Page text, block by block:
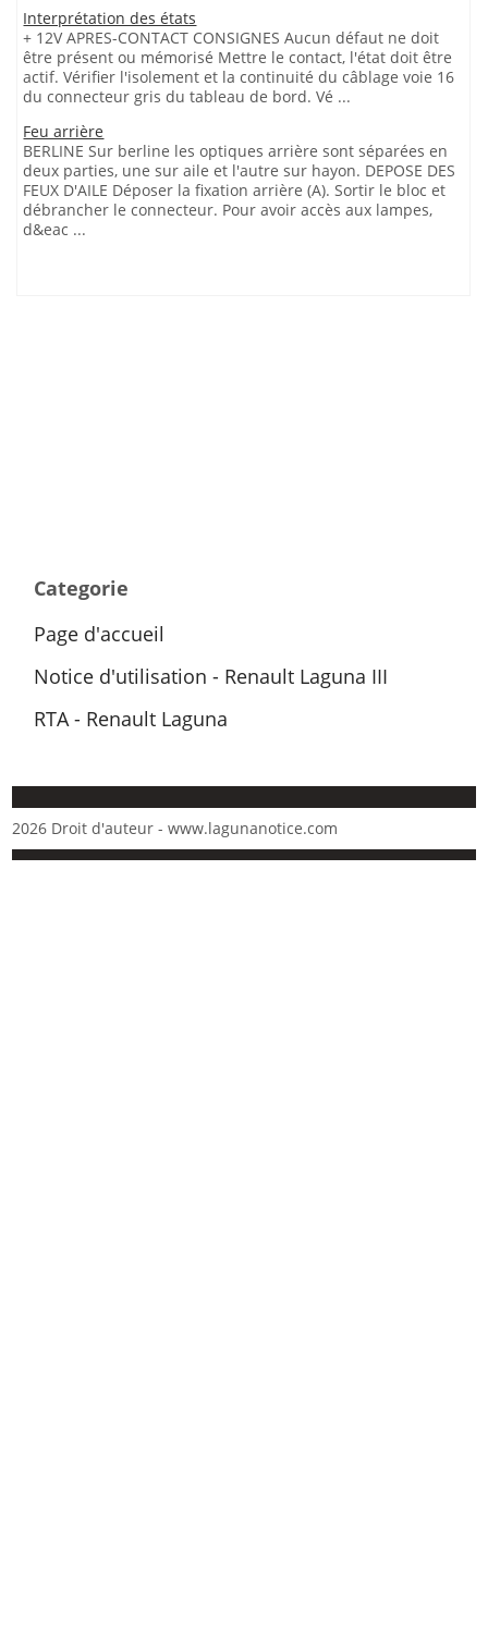
Interprétation des états
+ 12V APRES-CONTACT CONSIGNES Aucun défaut ne doit
être présent ou mémorisé Mettre le contact, l'état doit être
actif. Vérifier l'isolement et la continuité du câblage voie 16
du connecteur gris du tableau de bord. Vé ...
Feu arrière
BERLINE Sur berline les optiques arrière sont séparées en
deux parties, une sur aile et l'autre sur hayon. DEPOSE DES
FEUX D'AILE Déposer la fixation arrière (A). Sortir le bloc et
débrancher le connecteur. Pour avoir accès aux lampes,
d&eac ...
Categorie
Page d'accueil
Notice d'utilisation - Renault Laguna III
RTA - Renault Laguna
2026 Droit d'auteur - www.lagunanotice.com